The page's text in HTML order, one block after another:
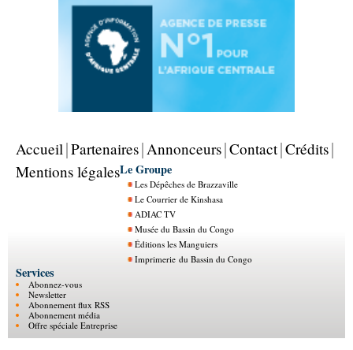
Accueil Partenaires Annonceurs Contact Crédits
Mentions légalesLe Groupe
Les Dépêches de Brazzaville
Le Courrier de Kinshasa
ADIAC TV
Musée du Bassin du Congo
Éditions les Manguiers
Imprimerie du Bassin du Congo
Services
Abonnez-vous
Newsletter
Abonnement flux RSS
Abonnement média
Offre spéciale Entreprise